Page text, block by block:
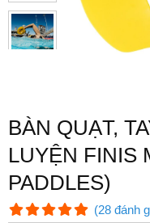
BÀN QUẠT,
LUYỆN FINIS
PADDLES)
(28 đánh